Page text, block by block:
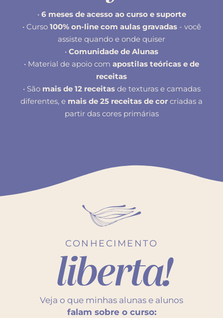
•6 meses de acesso ao curso e suporte
• Curso 100% on-line com aulas gravadas - você
assiste quando e onde quiser
• Comunidade de Alunas
• Material de apoio com apostilas teóricas e de
receitas
• Sãomais de 12 receitas de texturas e camadas
diferentes, e mais de 25 receitas de cor criadas a
partir das cores primárias
CONHECIMENTO
liberta!
Veja o que minhas alunas e alunos
falam sobre o curso: